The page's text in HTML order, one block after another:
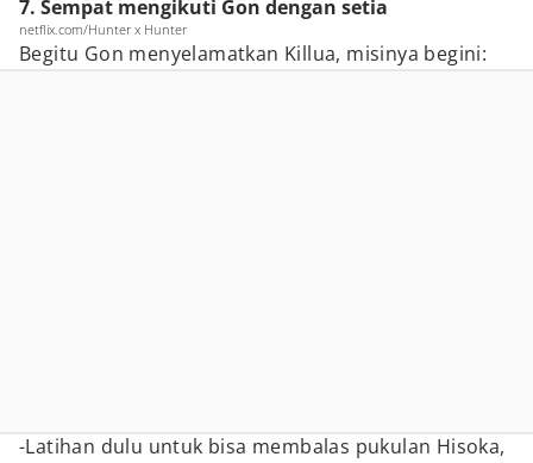
7. Sempat mengikuti Gon dengan setia
netflix.com/Hunter x Hunter
Begitu Gon menyelamatkan Killua, misinya begini:
-Latihan dulu untuk bisa membalas pukulan Hisoka,